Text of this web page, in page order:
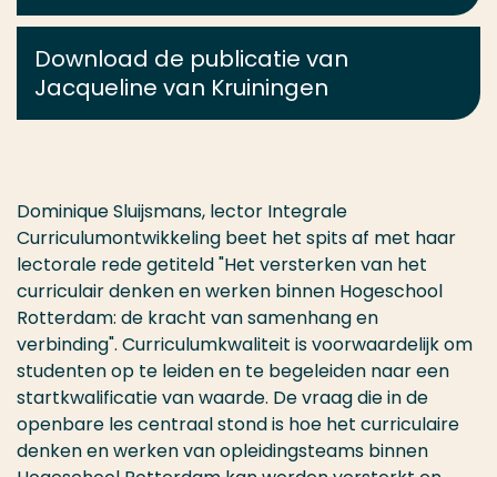
Download de publicatie van
Jacqueline van Kruiningen
Dominique Sluijsmans, lector Integrale
Curriculumontwikkeling beet het spits af met haar
lectorale rede getiteld "Het versterken van het
curriculair denken en werken binnen Hogeschool
Rotterdam: de kracht van samenhang en
verbinding". Curriculumkwaliteit is voorwaardelijk om
studenten op te leiden en te begeleiden naar een
startkwalificatie van waarde. De vraag die in de
openbare les centraal stond is hoe het curriculaire
denken en werken van opleidingsteams binnen